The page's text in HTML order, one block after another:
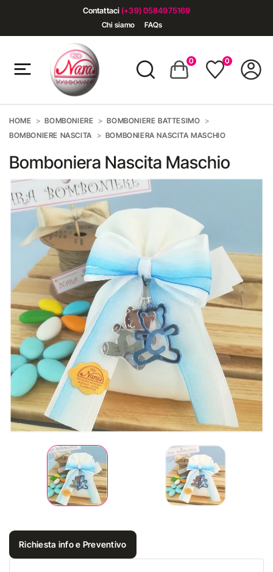
Contattaci (+39) 0584975169
Chi siamo FAQs
0 0
HOME BOMBONIERE
BOMBONIERE BATTESIMO
BOMBONIERE NASCITA
BOMBONIERA NASCITA MASCHIO
Bomboniera Nascita Maschio
Richiesta info e Preventivo